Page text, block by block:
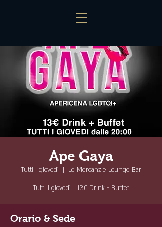
Ape Gaya
Tutti i giovedì
  |
Le Mercanzie Lounge Bar
Tutti i giovedì - 13€ Drink + Buffet
Orario & Sede